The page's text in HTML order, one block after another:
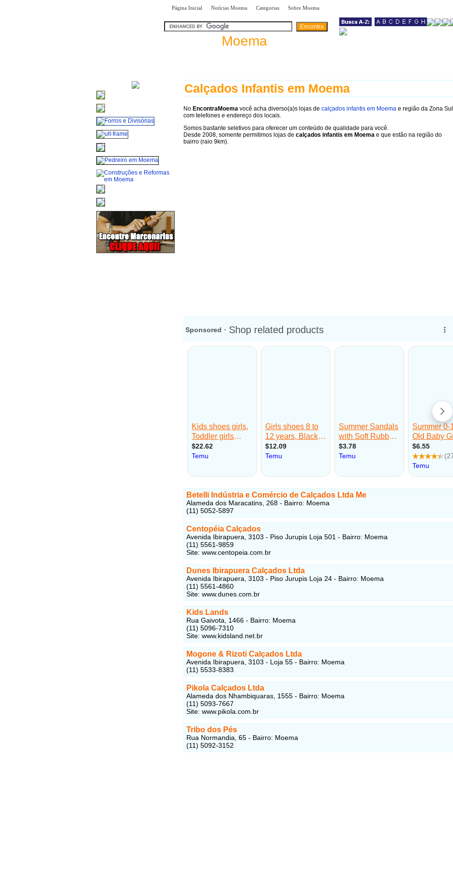
Página Inicial Notícias Moema Categorias Sobre Moema
Moema
Calçados Infantis em Moema
No EncontraMoema você acha diverso(a)s lojas de calçados infantis em Moema e região da Zona Sul
com telefones e endereço dos locais.
Somos bastante seletivos para oferecer um conteúdo de qualidade para você.
Desde 2008, somente permitimos lojas de calçados infantis em Moema e que estão na região do
bairro (raio 9km).
Betelli Indústria e Comércio de Calçados Ltda Me
Alameda dos Maracatins, 268 - Bairro: Moema
(11) 5052-5897
Centopéia Calçados
Avenida Ibirapuera, 3103 - Piso Jurupis Loja 501 - Bairro: Moema
(11) 5561-9859
Site: www.centopeia.com.br
Dunes Ibirapuera Calçados Ltda
Avenida Ibirapuera, 3103 - Piso Jurupis Loja 24 - Bairro: Moema
(11) 5561-4860
Site: www.dunes.com.br
Kids Lands
Rua Gaivota, 1466 - Bairro: Moema
(11) 5096-7310
Site: www.kidsland.net.br
Mogone & Rizoti Calçados Ltda
Avenida Ibirapuera, 3103 - Loja 55 - Bairro: Moema
(11) 5533-8383
Pikola Calçados Ltda
Alameda dos Nhambiquaras, 1555 - Bairro: Moema
(11) 5093-7667
Site: www.pikola.com.br
Tribo dos Pés
Rua Normandia, 65 - Bairro: Moema
(11) 5092-3152